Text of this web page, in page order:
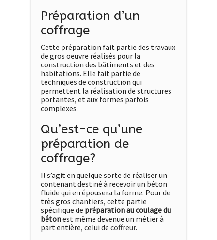
Préparation d’un
coffrage
Cette préparation fait partie des travaux
de gros oeuvre réalisés pour la
construction des bâtiments et des
habitations. Elle fait partie de
techniques de construction qui
permettent la réalisation de structures
portantes, et aux formes parfois
complexes.
Qu’est-ce qu’une
préparation de
coffrage?
Il s’agit en quelque sorte de réaliser un
contenant destiné à recevoir un béton
fluide qui en épousera la forme. Pour de
très gros chantiers, cette partie
spécifique de préparation au coulage du
bétonest même devenue un métier à
part entière, celui de coffreur.